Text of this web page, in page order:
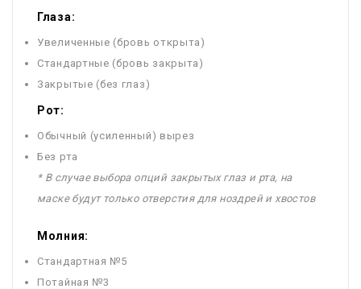
Глаза:
Увеличенные (бровь открыта)
Стандартные (бровь закрыта)
Закрытые (без глаз)
Рот:
Обычный (усиленный) вырез
Без рта
* В случае выбора опций закрытых глаз и рта, на
маске будут только отверстия для ноздрей и хвостов
Молния:
Стандартная №5
Потайная №3